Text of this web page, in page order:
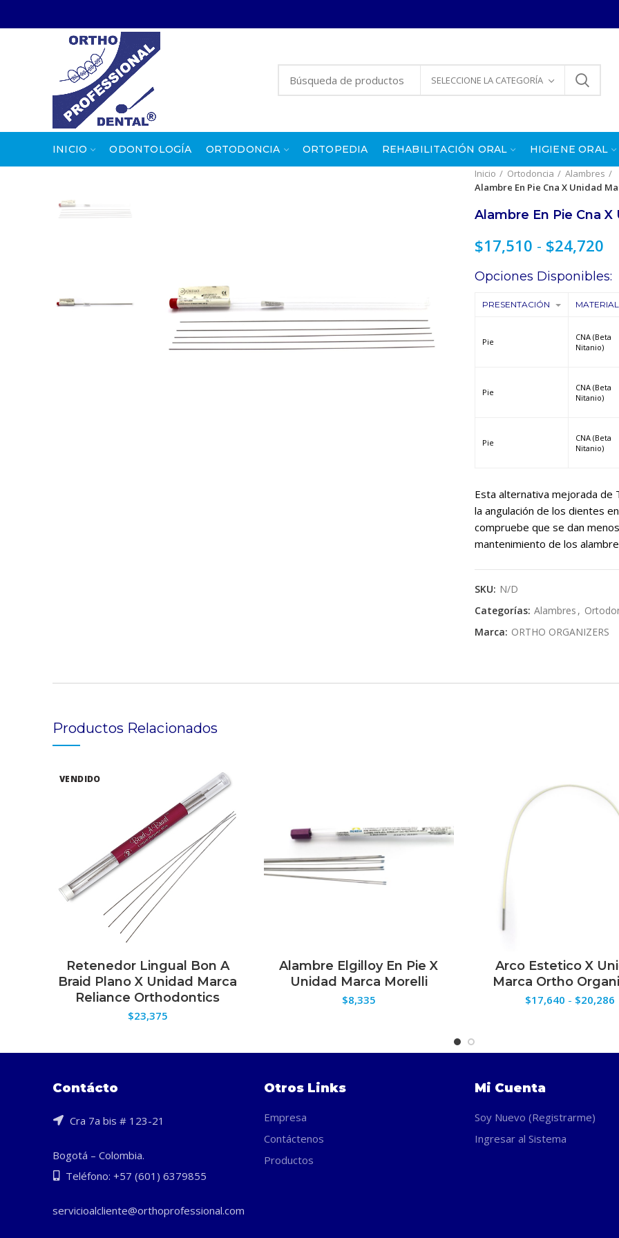
SELECCIONE LA CATEGORÍA
INICIO ODONTOLOGÍA ORTODONCIA ORTOPEDIA REHABILITACIÓN ORAL HIGIENE ORAL
Inicio
Ortodoncia
Alambres
Alambre En Pie Cna X Unidad
Alambre En Pie Cna
$17,510 - $24,720
Opciones Disponibles:
PRESENTACIÓN MATERIAL
Pie
CNA (Beta
Nitanio)
Pie
CNA (Beta
Nitanio)
Pie
CNA (Beta
Nitanio)
Esta alternativa mejorada
la angulación de los dientes
compruebe que se dan
mantenimiento de los
SKU: N/D
Categorías: Alambres ,
Marca: ORTHO ORGANIZERS
Productos Relacionados
VENDIDO
SELECCIONAR OPCIONES
Retenedor Lingual Bon A
Braid Plano X Unidad Marca
Reliance Orthodontics
$23,375
SELECCIONAR OPCIONES
Alambre Elgilloy En Pie X
Unidad Marca Morelli
$8,335
SELECCIONAR
Arco Estetico X
Marca Ortho
$17,640 - $20,286
Contácto
Cra 7a bis # 123-21
Bogotá – Colombia.
Teléfono: +57 (601) 6379855
servicioalcliente@orthoprofessional.com
Otros Links
Empresa
Contáctenos
Productos
Mi Cuenta
Soy Nuevo (Registrarme)
Ingresar al Sistema